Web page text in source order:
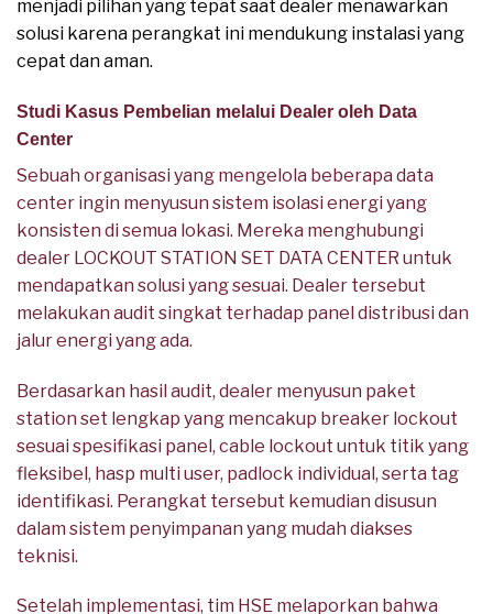
menjadi pilihan yang tepat saat dealer menawarkan
solusi karena perangkat ini mendukung instalasi yang
cepat dan aman.
Studi Kasus Pembelian melalui Dealer oleh Data
Center
Sebuah organisasi yang mengelola beberapa data
center ingin menyusun sistem isolasi energi yang
konsisten di semua lokasi. Mereka menghubungi
dealer LOCKOUT STATION SET DATA CENTER untuk
mendapatkan solusi yang sesuai. Dealer tersebut
melakukan audit singkat terhadap panel distribusi dan
jalur energi yang ada.
Berdasarkan hasil audit, dealer menyusun paket
station set lengkap yang mencakup breaker lockout
sesuai spesifikasi panel, cable lockout untuk titik yang
fleksibel, hasp multi user, padlock individual, serta tag
identifikasi. Perangkat tersebut kemudian disusun
dalam sistem penyimpanan yang mudah diakses
teknisi.
Setelah implementasi, tim HSE melaporkan bahwa